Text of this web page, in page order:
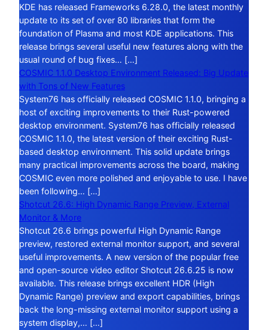
KDE has released Frameworks 6.28.0, the latest monthly
update to its set of over 80 libraries that form the
foundation of Plasma and most KDE applications. This
release brings several useful new features along with the
usual round of bug fixes… […]
COSMIC 1.1.0 Desktop Environment Released: Big Update
with Tons of New Features
System76 has officially released COSMIC 1.1.0, bringing a
host of exciting improvements to their Rust-powered
desktop environment. System76 has officially released
COSMIC 1.1.0, the latest version of their exciting Rust-
based desktop environment. This solid update brings
many practical improvements across the board, making
COSMIC even more polished and enjoyable to use. I have
been following… […]
Shotcut 26.6: High Dynamic Range Preview, External
Monitor & More
Shotcut 26.6 brings powerful High Dynamic Range
preview, restored external monitor support, and several
useful improvements. A new version of the popular free
and open-source video editor Shotcut 26.6.25 is now
available. This release brings excellent HDR (High
Dynamic Range) preview and export capabilities, brings
back the long-missing external monitor support using a
system display,… […]